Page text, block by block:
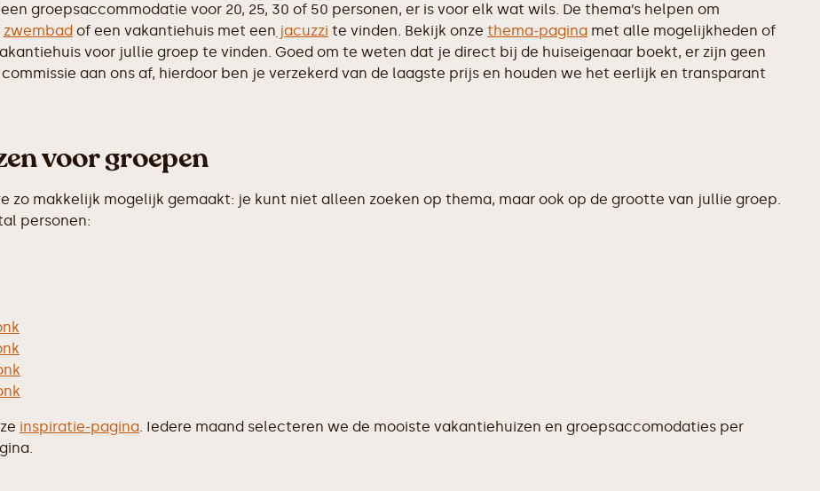
groepsaccommodatie voor 20, 25, 30 of 50 personen, er is voor elk wat wils. De thema’s helpen om
zwembad of een vakantiehuis met een jacuzzi te vinden. Bekijk onze thema-pagina met alle mogelijkheden of
voor jullie groep te vinden. Goed om te weten dat je direct bij de huiseigenaar boekt, er zijn geen
aan ons af, hierdoor ben je verzekerd van de laagste prijs en houden we het eerlijk en transparant
voor groepen
zo makkelijk mogelijk gemaakt: je kunt niet alleen zoeken op thema, maar ook op de grootte van jullie groep.
personen:
inspiratie-pagina. Iedere maand selecteren we de mooiste vakantiehuizen en groepsaccomodaties per